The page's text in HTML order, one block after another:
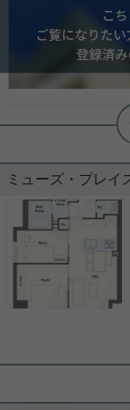
ミューズ・プレイ
実用春日ホーム 千